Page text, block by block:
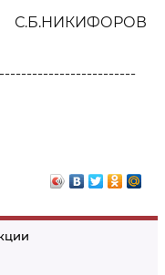
С.Б.НИКИФОРОВ